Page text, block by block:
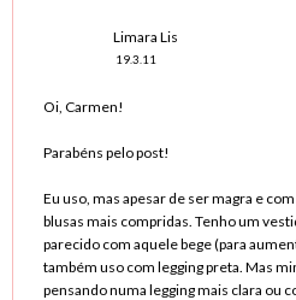
Limara Lis
19.3.11
Oi, Carmen!
Parabéns pelo post!
Eu uso, mas apesar de ser magra e
blusas mais compridas. Tenho um
parecido com aquele bege (para
também uso com legging preta. Mas
pensando numa legging mais clara ou